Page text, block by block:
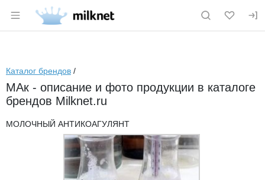
Раздел навигации по сайту milknet.ru
Каталог брендов /
МАк - описание и фото продукции в каталоге
брендов Milknet.ru
МОЛОЧНЫЙ АНТИКОАГУЛЯНТ